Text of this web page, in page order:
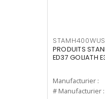
PRODUITS
ED37 GOLIATH
Manufacturier :
# Manufacturier :